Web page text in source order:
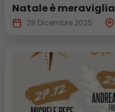
Natale è meraviglia
28 Dicembre 2025